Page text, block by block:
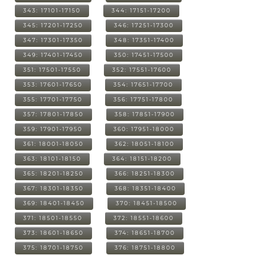
343: 17101-17150 344: 17151-17200
345: 17201-17250 346: 17251-17300
347: 17301-17350 348: 17351-17400
349: 17401-17450 350: 17451-17500
351: 17501-17550 352: 17551-17600
353: 17601-17650 354: 17651-17700
355: 17701-17750 356: 17751-17800
357: 17801-17850 358: 17851-17900
359: 17901-17950 360: 17951-18000
361: 18001-18050 362: 18051-18100
363: 18101-18150 364: 18151-18200
365: 18201-18250 366: 18251-18300
367: 18301-18350 368: 18351-18400
369: 18401-18450 370: 18451-18500
371: 18501-18550 372: 18551-18600
373: 18601-18650 374: 18651-18700
375: 18701-18750 376: 18751-18800